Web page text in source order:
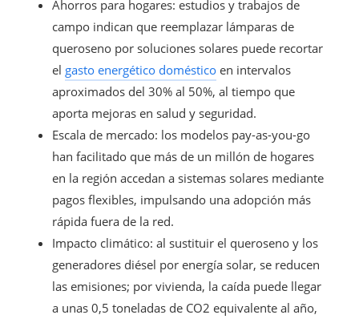
Ahorros para hogares: estudios y trabajos de
campo indican que reemplazar lámparas de
queroseno por soluciones solares puede recortar
el gasto energético doméstico en intervalos
aproximados del 30% al 50%, al tiempo que
aporta mejoras en salud y seguridad.
Escala de mercado: los modelos pay-as-you-go
han facilitado que más de un millón de hogares
en la región accedan a sistemas solares mediante
pagos flexibles, impulsando una adopción más
rápida fuera de la red.
Impacto climático: al sustituir el queroseno y los
generadores diésel por energía solar, se reducen
las emisiones; por vivienda, la caída puede llegar
a unas 0,5 toneladas de CO2 equivalente al año,